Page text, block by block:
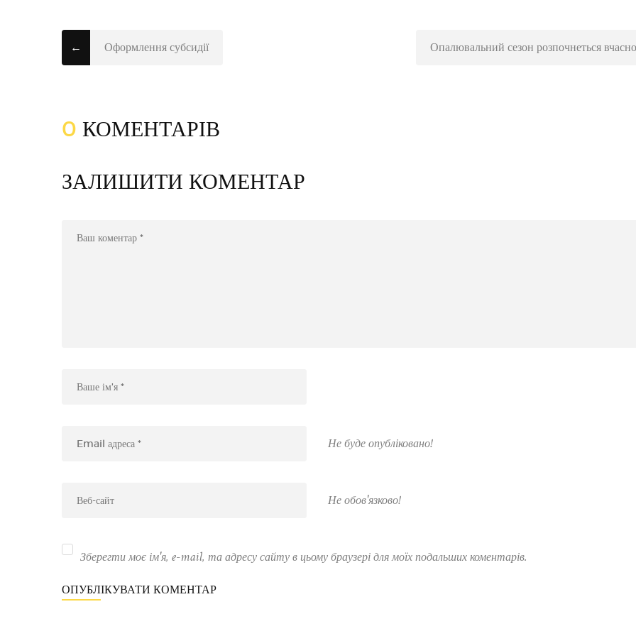
← Оформлення субсидії Опалювальний сезон розпочнеться вчасно
0 КОМЕНТАРІВ
ЗАЛИШИТИ КОМЕНТАР
Не буде опубліковано!
Не обов'язково!
Зберегти моє ім'я, e-mail, та адресу сайту в цьому браузері для моїх подальших коментарів.